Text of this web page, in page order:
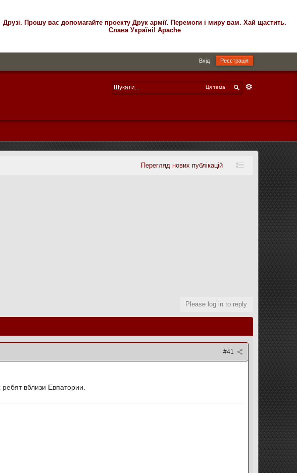
Друзі. Прошу вас допомагайте проекту Друк армії. Перемоги і миру вам. Хай щастить.
Слава Україні! Apache
Вхід Реєстрація
Ця тема
Перегляд нових публікацій
Please log in to reply
#41
вблизи Евпатории.